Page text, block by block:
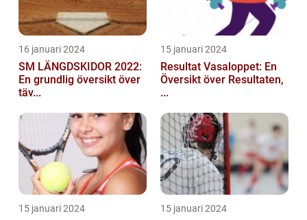
16 januari 2024
SM LÄNGDSKIDOR 2022:
En grundlig översikt över
täv...
15 januari 2024
Resultat Vasaloppet: En
Översikt över Resultaten,
...
15 januari 2024 15 januari 2024